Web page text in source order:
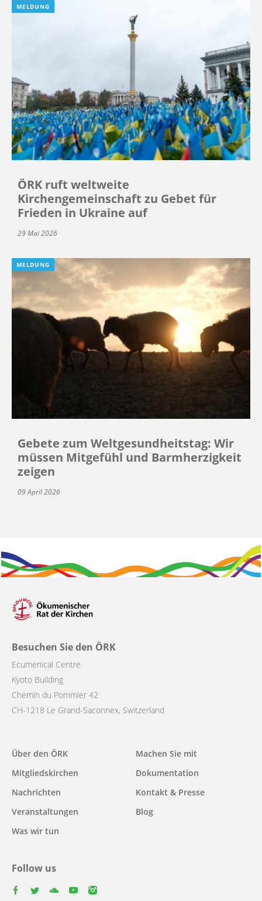
MELDUNG
ÖRK ruft weltweite
Kirchengemeinschaft zu Gebet für
Frieden in Ukraine auf
29 Mai 2026
MELDUNG
Gebete zum Weltgesundheitstag: Wir
müssen Mitgefühl und Barmherzigkeit
zeigen
09 April 2026
Besuchen Sie den ÖRK
Ecumenical Centre
Kyoto Building
Chemin du Pommier 42
CH-1218 Le Grand-Saconnex, Switzerland
Main
navigation
Über den ÖRK
Mitgliedskirchen
Nachrichten
Veranstaltungen
Was wir tun
Machen Sie mit
Dokumentation
Kontakt & Presse
Blog
Follow us